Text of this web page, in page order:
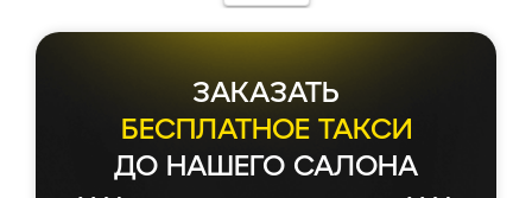
ЗАКАЗАТЬ
БЕСПЛАТНОЕ ТАКСИ
ДО НАШЕГО САЛОНА